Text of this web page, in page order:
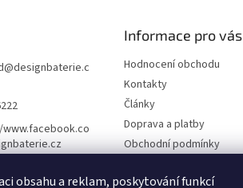
obsahu a reklam, poskytování funkcí
@designbaterie.c
Informace pro vás
Hodnocení obchodu
Kontakty
Články
Doprava a platby
Obchodní podmínky
údajů